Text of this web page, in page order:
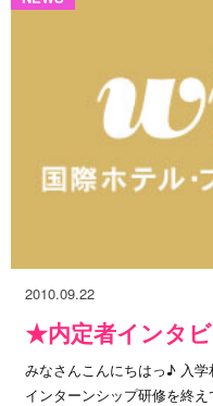
2010.09.22
★内定者インタ
みなさんこんにちはっ♪ 入
インターンシップ研修を終